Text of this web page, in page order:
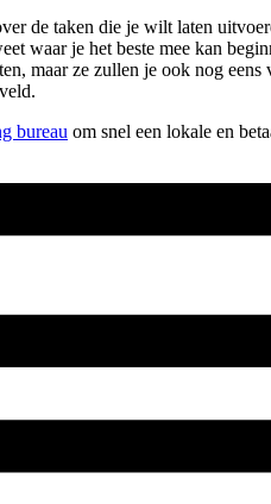
de taken die je wilt laten
je het beste mee kan
maar ze zullen je ook nog
bureau om snel een lokale en